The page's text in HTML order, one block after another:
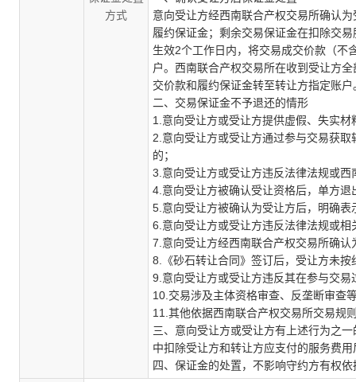
方式
意向受让方经西南联合产权交易所确认
履约保证金；剩余交易保证金在扣除交
生效2个工作日内，将交易成交价款（不
户。 西南联合产权交易所在收到 受让方全
交价款和履约保证金转至转让方指定账户
二、交易保证金不予退还的情形
1. 意向受让方或受让方提供虚假、失实
2. 意向受让方或受让方通过参与交易获
的；
3. 意向受让方或受让方违反法律法规或
4. 意向受让方被确认受让资格后，单方
5. 意向受让方被确认为受让方后，明确
6. 意向受让方或受让方违反法律法规或
7. 意向受让方经西南联合产权交易所确
8.
《砂石转让合同》签订后，受让方未
9. 意向受让方或受让方违反其在参与交
10. 交易涉及主体资格审查、反垄断审查
11. 其他依据西南联合产权交易所交易规
三、意向受让方或受让方有上述行为之
中扣除受让方和转让方应支付的服务费
四、保证金的处置，不影响守约方有权